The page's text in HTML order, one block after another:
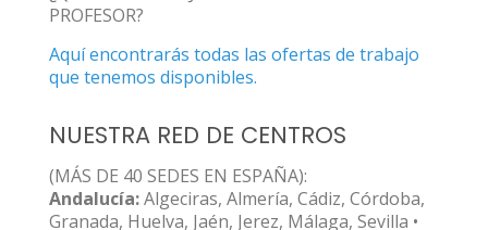
PROFESOR?
Aquí encontrarás todas las ofertas de trabajo
que tenemos disponibles.
NUESTRA RED DE CENTROS
(MÁS DE 40 SEDES EN ESPAÑA):
Andalucía:Algeciras, Almería, Cádiz, Córdoba,
Granada, Huelva, Jaén, Jerez, Málaga, Sevilla •